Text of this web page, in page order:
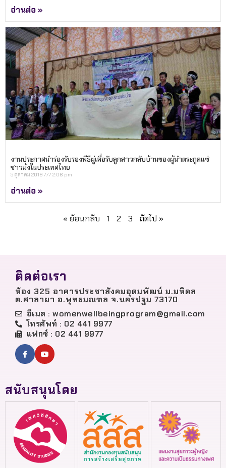
อ่านต่อ »
งานประกาศนำร่องรับรองพีธีผู่เพื่อรับลูกสาวกลับบ้านของผู้นำตระกูลแซ่
ชาวม้งในประเทศไทย
5 ตุลาคม 2019 2:06 pm
อ่านต่อ »
« ย้อนกลับ 1 2 3 ถัดไป »
ติดต่อเรา
ห้อง 325 อาคารประชาสังคมอุดมพัฒน์ ม.มหิดล
ต.ศาลายา อ.พุทธมณฑล จ.นครปฐม 73170
อีเมล : womenwellbeingprogram@gmail.com
โทรศัพท์ : 02 441 9977
แฟกซ์ : 02 441 9977
สนับสนุนโดย